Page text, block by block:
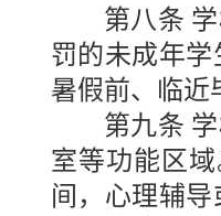
第八条
罚的未成年
暑假前、临近
第九条
室等功能区
间，心理辅